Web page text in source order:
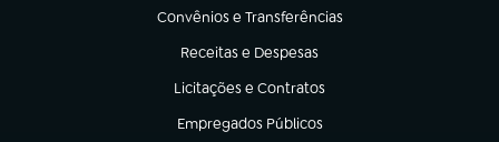
Convênios e Transferências
(abre em nova aba)
Receitas e Despesas
(abre em nova aba)
Licitações e Contratos
(abre em nova aba)
Empregados Públicos
(abre em nova aba)